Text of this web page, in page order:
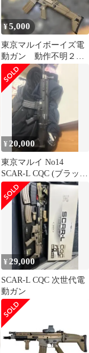
¥5,000
東京マルイボーイズ電
動ガン 動作不明２点
まとめて
¥20,000
東京マルイ No14
SCAR-L CQC (ブラッ
ク) 次世代電動ガン
¥ 29,000
SCAR-L CQC 次世代電
動ガン